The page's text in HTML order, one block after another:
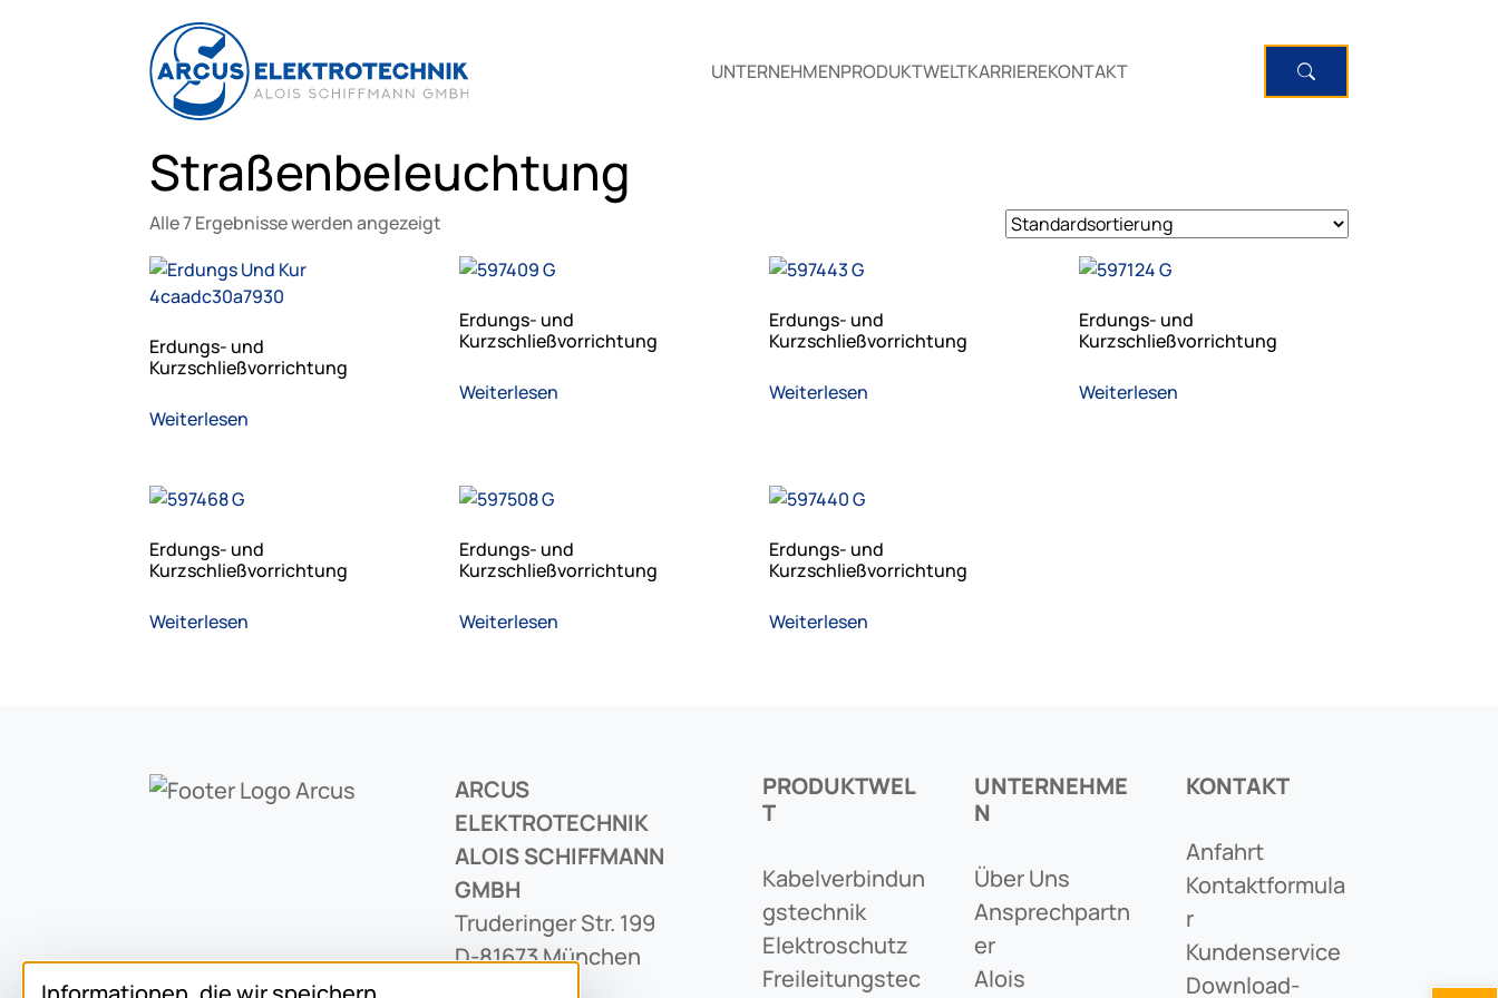
UNTERNEHMENPRODUKTWELTKARRIEREKONTAKT
Straßenbeleuchtung
Alle 7 Ergebnisse werden angezeigt
Erdungs- und
Kurzschließvorrichtung
Weiterlesen
Erdungs- und
Kurzschließvorrichtung
Weiterlesen
Erdungs- und
Kurzschließvorrichtung
Weiterlesen
Erdungs- und
Kurzschließvorrichtung
Weiterlesen
Erdungs- und
Kurzschließvorrichtung
Weiterlesen
Erdungs- und
Kurzschließvorrichtung
Weiterlesen
Erdungs- und
Kurzschließvorrichtung
Weiterlesen
ARCUS
ELEKTROTECHNIK
ALOIS SCHIFFMANN
GMBH
Truderinger Str. 199
D-81673 München
PRODUKTWEL
T
Kabelverbindun
Gstechnik
Elektroschutz
Freileitungstec
UNTERNEHME
N
Über Uns
Ansprechpartn
Er
Alois
KONTAKT
Anfahrt
Kontaktformula
R
Kundenservice
Download-